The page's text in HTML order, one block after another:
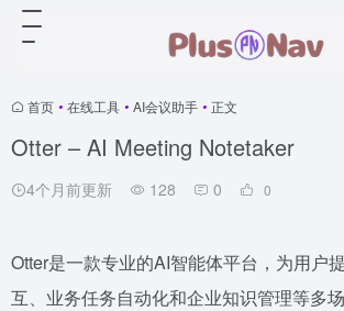
首页 • 在线工具 • AI会议助手 • 正文
Otter – AI Meeting Notetaker
4个月前更新 128 0 0
Otter是一款专业的AI智能体平台，为用户
互、业务任务自动化和企业知识管理等多